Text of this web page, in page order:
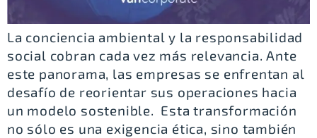
La conciencia ambiental y la responsabilidad
social cobran cada vez más relevancia. Ante
este panorama, las empresas se enfrentan al
desafío de reorientar sus operaciones hacia
un modelo sostenible. Esta transformación
no sólo es una exigencia ética, sino también